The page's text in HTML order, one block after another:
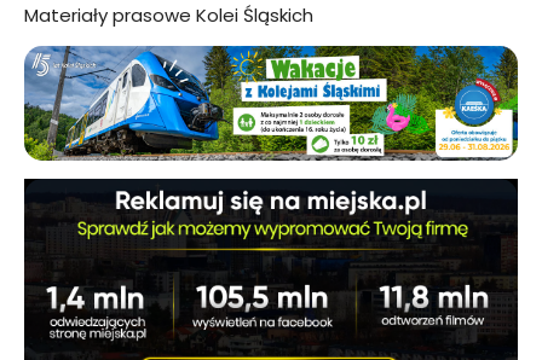
Materiały prasowe Kolei Śląskich